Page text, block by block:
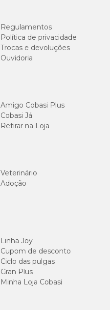
Regulamentos
Política de privacidade
Trocas e devoluções
Ouvidoria
Amigo Cobasi Plus
Cobasi Já
Retirar na Loja
Veterinário
Adoção
Linha Joy
Cupom de desconto
Ciclo das pulgas
Gran Plus
Minha Loja Cobasi